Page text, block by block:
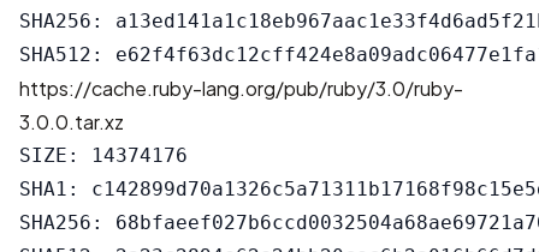
SHA256:
https://cache.ruby-lang.org/pub/ruby/3.0/ruby-
3.0.0.tar.xz
SIZE: 14374176
SHA1:
SHA256: